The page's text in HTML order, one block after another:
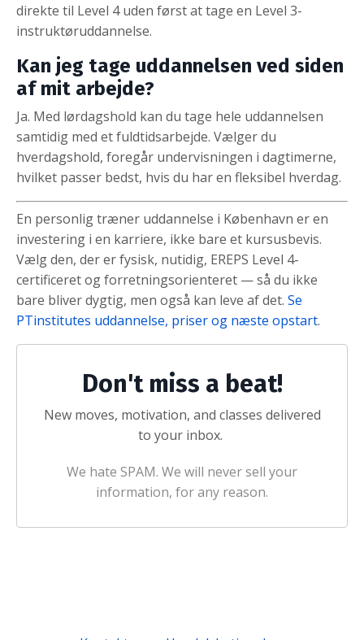
direkte til Level 4 uden først at tage en Level 3-
instruktøruddannelse.
Kan jeg tage uddannelsen ved siden
af mit arbejde?
Ja. Med lørdagshold kan du tage hele uddannelsen
samtidig med et fuldtidsarbejde. Vælger du
hverdagshold, foregår undervisningen i dagtimerne,
hvilket passer bedst, hvis du har en fleksibel hverdag.
En personlig træner uddannelse i København er en
investering i en karriere, ikke bare et kursusbevis.
Vælg den, der er fysisk, nutidig, EREPS Level 4-
certificeret og forretningsorienteret — så du ikke
bare bliver dygtig, men også kan leve af det. Se
PTinstitutes uddannelse, priser og næste opstart.
Don't miss a beat!
New moves, motivation, and classes delivered
to your inbox.
We hate SPAM. We will never sell your
information, for any reason.